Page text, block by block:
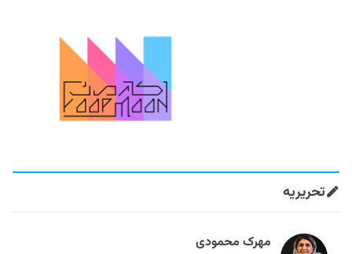
تحریریه
مهرک محمودی